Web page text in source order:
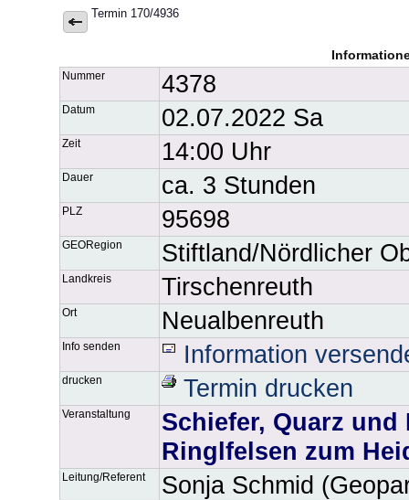
Termin 170/4936
Nummer 4378
Datum 02.07.2022 Sa
Zeit 14:00 Uhr
Dauer ca. 3 Stunden
PLZ 95698
GEORegion Stiftland/Nördlicher
Landkreis Tirschenreuth
Ort Neualbenreuth
Info senden Information
drucken Termin drucken
Veranstaltung
Schiefer, Quarz und
Ringlfelsen zum
Leitung/Referent Sonja Schmid